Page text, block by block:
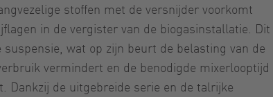
stoffen met de versnijder voorkomt
in de vergister van de biogasinstallatie. Dit
wat op zijn beurt de belasting van de
vermindert en de benodigde mixerlooptijd
Dankzij de uitgebreide serie en de talrijke